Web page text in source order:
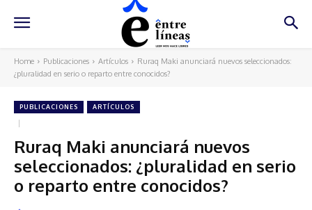
Home Publicaciones Artículos
Ruraq Maki anunciará nuevos seleccionados:
¿pluralidad en serio o reparto entre conocidos?
PUBLICACIONES ARTÍCULOS
Ruraq Maki anunciará nuevos
seleccionados: ¿pluralidad en serio
o reparto entre conocidos?